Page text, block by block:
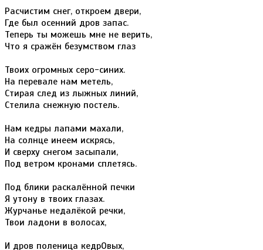
Расчистим снег, откроем двери,
Где был осенний дров запас.
Теперь ты можешь мне не верить,
Что я сражён безумством глаз
Твоих огромных серо-синих.
На перевале нам метель,
Стирая след из лыжных линий,
Стелила снежную постель.
Нам кедры лапами махали,
На солнце инеем искрясь,
И сверху снегом засыпали,
Под ветром кронами сплетясь.
Под блики раскалённой печки
Я утону в твоих глазах.
Журчанье недалёкой речки,
Твои ладони в волосах,
И дров поленица кедрОвых,